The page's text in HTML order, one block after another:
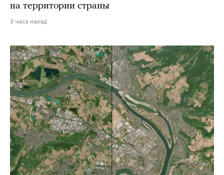
на территории страны
3 часа назад